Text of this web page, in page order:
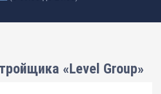
«Level Group»